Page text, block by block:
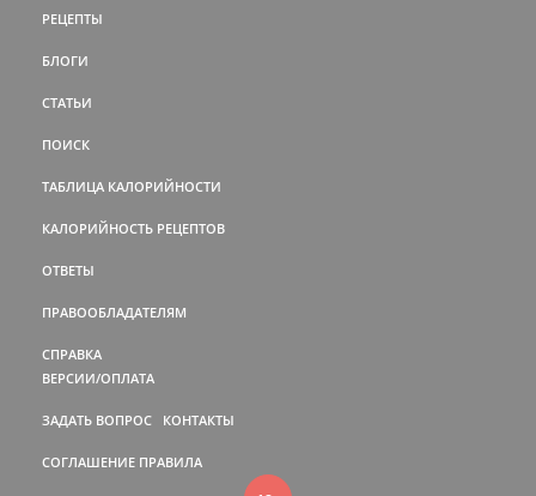
РЕЦЕПТЫ
БЛОГИ
СТАТЬИ
ПОИСК
ТАБЛИЦА КАЛОРИЙНОСТИ
КАЛОРИЙНОСТЬ РЕЦЕПТОВ
ОТВЕТЫ
ПРАВООБЛАДАТЕЛЯМ
СПРАВКА
ВЕРСИИ/ОПЛАТА
ЗАДАТЬ ВОПРОС КОНТАКТЫ
СОГЛАШЕНИЕ ПРАВИЛА